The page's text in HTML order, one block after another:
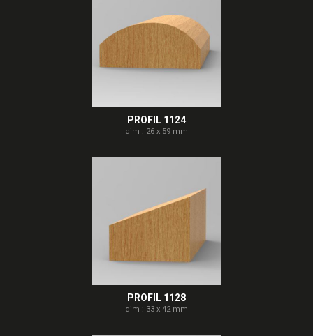
PROFIL 1124
dim : 26 x 59 mm
PROFIL 1128
dim : 33 x 42 mm